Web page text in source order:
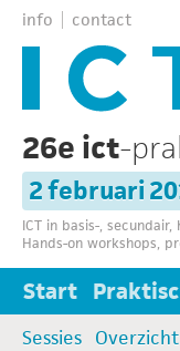
info contact
26e ict-
2 februari
ICT in basis-,
Hands-on workshops,
Start
Sessies Overzicht